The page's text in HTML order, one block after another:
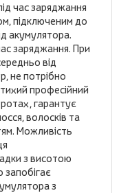
час заряджання
підключеним до
акумулятора.
заряджання. При
від
не потрібно
професійний
гарантує
волосків та
Можливість
з висотою
з